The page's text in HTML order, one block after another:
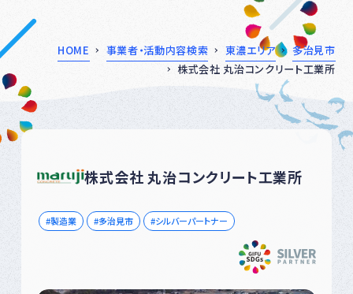
HOME 事業者・活動内容検索 東濃エリア
多治見市
株式会社 丸治コンクリート工業所
株式会社 丸治コンクリート工業所
製造業 多治見市 シルバーパートナー